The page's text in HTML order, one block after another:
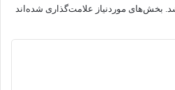
بخش‌های موردنیاز علامت‌گذاری شده‌اند